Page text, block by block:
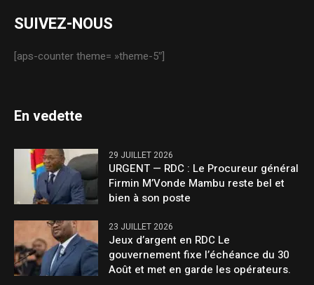
SUIVEZ-NOUS
[aps-counter theme= »theme-5″]
En vedette
29 JUILLET 2026
URGENT — RDC : Le Procureur général
Firmin M’Vonde Mambu reste bel et
bien à son poste
23 JUILLET 2026
Jeux d’argent en RDC Le
gouvernement fixe l’échéance du 30
Août et met en garde les opérateurs.